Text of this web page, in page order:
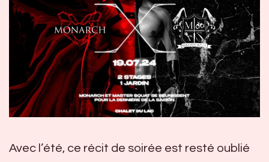
Avec l’été, ce récit de soirée est resté oublié